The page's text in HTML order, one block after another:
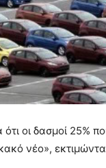
οι δασμοί 25%
νέο»,